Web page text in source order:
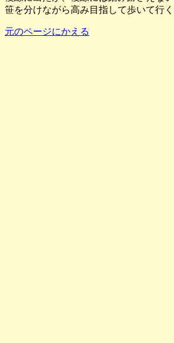
笹を分けながら高み目指して歩いて行く
元のページにかえる